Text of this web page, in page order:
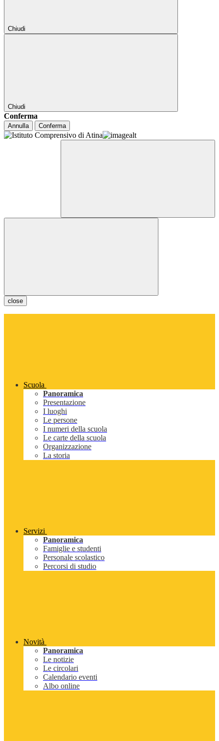
Chiudi
Chiudi
Conferma
Annulla Conferma
close
Scuola
Panoramica
Presentazione
I luoghi
Le persone
I numeri della scuola
Le carte della scuola
Organizzazione
La storia
Servizi
Panoramica
Famiglie e studenti
Personale scolastico
Percorsi di studio
Novità
Panoramica
Le notizie
Le circolari
Calendario eventi
Albo online